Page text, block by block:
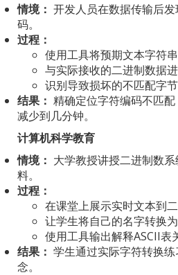
情境： 开发人员在数据传输后
码。
过程：
使用工具将预期文本字符
与实际接收的二进制数据
识别导致损坏的不匹配字节
结果： 精确定位字符编码不匹
减少到几分钟。
计算机科学教育
情境： 大学教授讲授二进制数
料。
过程：
在课堂上展示实时文本到
让学生将自己的名字转换
使用工具输出解释ASCII表
结果： 学生通过实际字符转换
念。